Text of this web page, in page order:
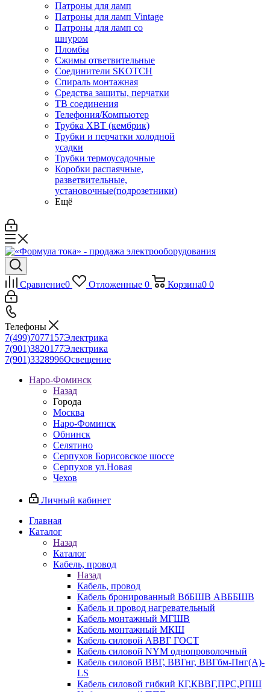
Патроны для ламп
Патроны для ламп Vintage
Патроны для ламп со
шнуром
Пломбы
Сжимы ответвительные
Соединители SKOTCH
Спираль монтажная
Средства защиты, перчатки
ТВ соединения
Телефония/Компьютер
Трубка ХВТ (кембрик)
Трубки и перчатки холодной
усадки
Трубки термоусадочные
Коробки распаячные,
разветвительные,
установочные(подрозетники)
Ещё
Сравнение0 Отложенные 0 Корзина0 0
Телефоны
7(499)7077157Электрика
7(901)3820177Электрика
7(901)3328996Освещение
Наро-Фоминск
Назад
Города
Москва
Наро-Фоминск
Обнинск
Селятино
Серпухов Борисовское шоссе
Серпухов ул.Новая
Чехов
Личный кабинет
Главная
Каталог
Назад
Каталог
Кабель, провод
Назад
Кабель, провод
Кабель бронированный ВбБШВ АВББШВ
Кабель и провод нагревательный
Кабель монтажный МГШВ
Кабель монтажный МКШ
Кабель силовой АВВГ ГОСТ
Кабель силовой NYM однопроволочный
Кабель силовой ВВГ, ВВГнг, ВВГбм-Пнг(А)-
LS
Кабель силовой гибкий КГ,КВВГ,ПРС,РПШ